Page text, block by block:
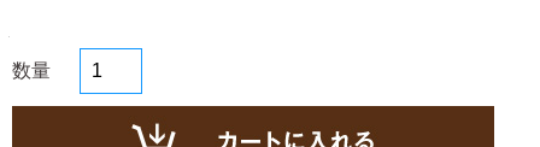
数量